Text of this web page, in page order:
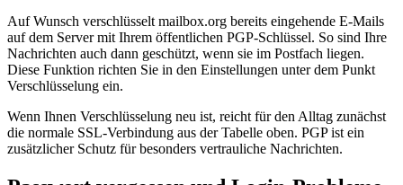
Auf Wunsch verschlüsselt mailbox.org bereits eingehende E-Mails
auf dem Server mit Ihrem öffentlichen PGP-Schlüssel. So sind Ihre
Nachrichten auch dann geschützt, wenn sie im Postfach liegen.
Diese Funktion richten Sie in den Einstellungen unter dem Punkt
Verschlüsselung ein.
Wenn Ihnen Verschlüsselung neu ist, reicht für den Alltag zunächst
die normale SSL-Verbindung aus der Tabelle oben. PGP ist ein
zusätzlicher Schutz für besonders vertrauliche Nachrichten.